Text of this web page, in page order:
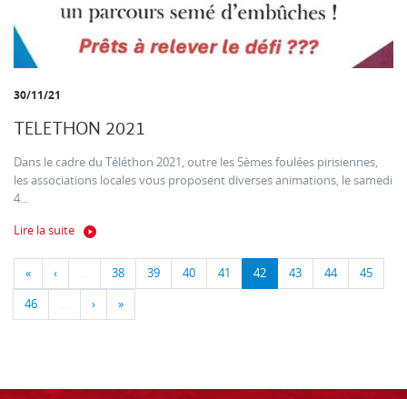
30/11/21
TELETHON 2021
Dans le cadre du Téléthon 2021, outre les 5èmes foulées pirisiennes,
les associations locales vous proposent diverses animations, le samedi
4...
Lire la suite
« ‹ … 38 39 40 41 42 43 44 45
46 … › »